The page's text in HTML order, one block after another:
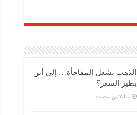
الذهب يشعل المفاجأة… إلى أين
يطير السعر؟
‏ساعتين مضت